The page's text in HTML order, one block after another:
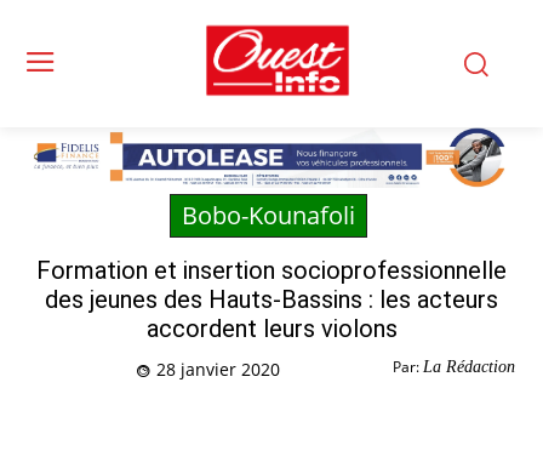
Bobo-Kounafoli
Formation et insertion socioprofessionnelle
des jeunes des Hauts-Bassins : les acteurs
accordent leurs violons
Par: La Rédaction
28 janvier 2020